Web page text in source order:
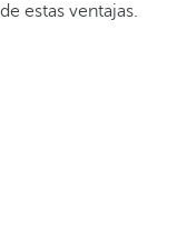
de estas ventajas.